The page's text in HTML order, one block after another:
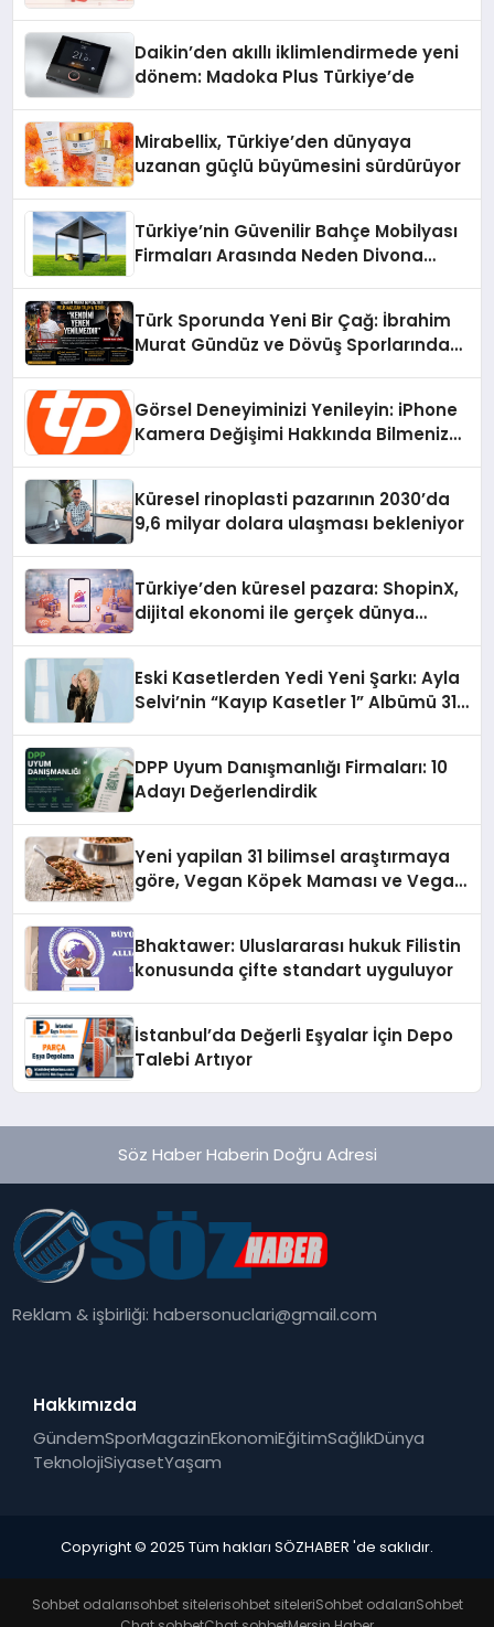
Daikin’den akıllı iklimlendirmede yeni
dönem: Madoka Plus Türkiye’de
Mirabellix, Türkiye’den dünyaya
uzanan güçlü büyümesini sürdürüyor
Türkiye’nin Güvenilir Bahçe Mobilyası
Firmaları Arasında Neden Divona
Türk Sporunda Yeni Bir Çağ: İbrahim
Murat Gündüz ve Dövüş Sporlarında
Görsel Deneyiminizi Yenileyin: iPhone
Kamera Değişimi Hakkında Bilmeniz
Küresel rinoplasti pazarının 2030’da
9,6 milyar dolara ulaşması bekleniyor
Türkiye’den küresel pazara: ShopinX,
dijital ekonomi ile gerçek dünya
Eski Kasetlerden Yedi Yeni Şarkı: Ayla
Selvi’nin “Kayıp Kasetler 1” Albümü 31
DPP Uyum Danışmanlığı Firmaları: 10
Adayı Değerlendirdik
Yeni yapilan 31 bilimsel araştırmaya
göre, Vegan Köpek Maması ve Vegan
Bhaktawer: Uluslararası hukuk Filistin
konusunda çifte standart uyguluyor
İstanbul’da Değerli Eşyalar İçin Depo
Talebi Artıyor
Söz Haber Haberin Doğru Adresi
Reklam & işbirliği:habersonuclari@gmail.com
Hakkımızda
GündemSporMagazinEkonomiEğitimSağlıkDünya
TeknolojiSiyasetYaşam
Copyright © 2025 Tüm hakları SÖZHABER 'de saklıdır.
Sohbet odalarısohbet sitelerisohbet siteleriSohbet odalarıSohbet